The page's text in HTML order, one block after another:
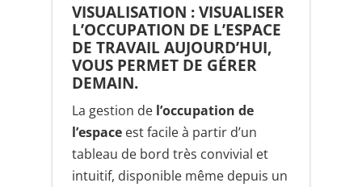
VISUALISATION : VISUALISER
L’OCCUPATION DE L’ESPACE
DE TRAVAIL AUJOURD’HUI,
VOUS PERMET DE GÉRER
DEMAIN.
La gestion de l’occupation de
l’espaceest facile à partir d’un
tableau de bord très convivial et
intuitif, disponible même depuis un